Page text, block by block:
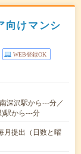
向けマンシ
WEB登録OK
深沢駅から---分／
駅から---分
提出（日数と曜